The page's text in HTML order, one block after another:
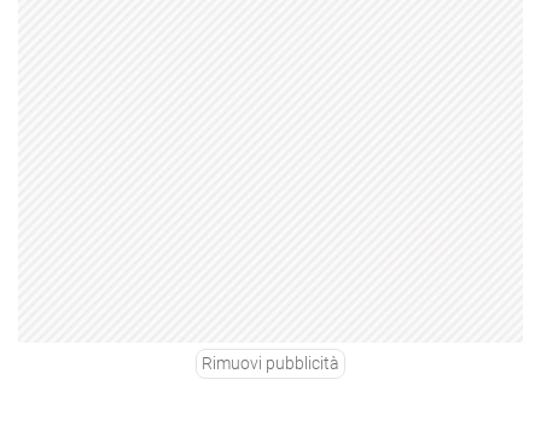
Rimuovi pubblicità